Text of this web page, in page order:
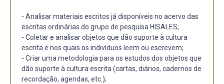
- Analisar materiais escritos já disponíveis no acervo das
escritas ordinárias do grupo de pesquisa HISALES;
- Coletar e analisar objetos que dão suporte à cultura
escrita e nos quais os indivíduos leem ou escrevem;
- Criar uma metodologia para os estudos dos objetos que
dão suporte à cultura escrita (cartas, diários, cadernos de
recordação, agendas, etc.);